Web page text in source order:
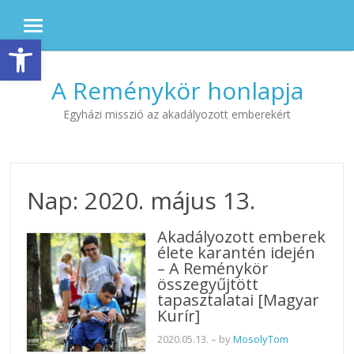
Eszköztár megnyitása
MENU
Skip to content
A Reménykör honlapja
Egyházi misszió az akadályozott emberekért
Nap: 2020. május 13.
Akadályozott emberek
élete karantén idején
– A Reménykör
összegyűjtött
tapasztalatai [Magyar
Kurír]
2020.05.13. – byMosolyTom